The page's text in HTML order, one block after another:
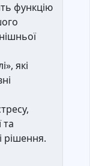
функцію
які
та
рішення.